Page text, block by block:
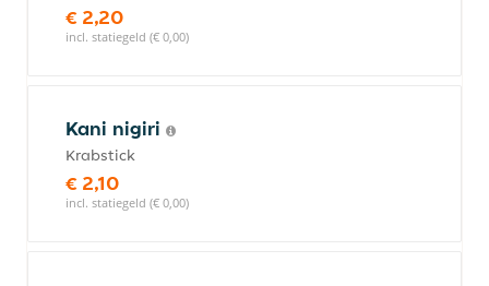
€ 2,20
incl. statiegeld (€ 0,00)
Kani nigiri
Krabstick
€ 2,10
incl. statiegeld (€ 0,00)